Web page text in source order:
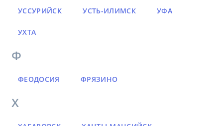
УССУРИЙСК УСТЬ-ИЛИМСК УФА
УХТА
Ф
ФЕОДОСИЯ ФРЯЗИНО
Х